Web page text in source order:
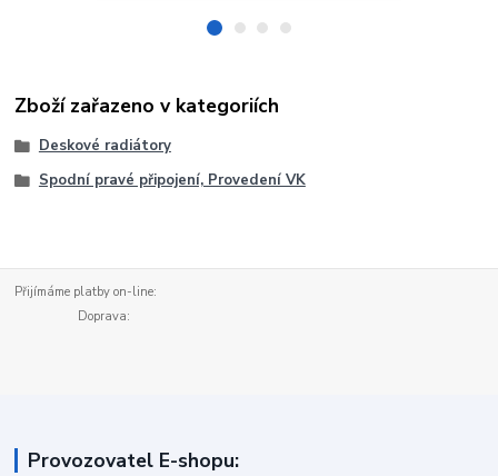
Zboží zařazeno v kategoriích
Deskové radiátory
Spodní pravé připojení, Provedení VK
Přijímáme platby on-line:
Doprava:
Provozovatel E-shopu: